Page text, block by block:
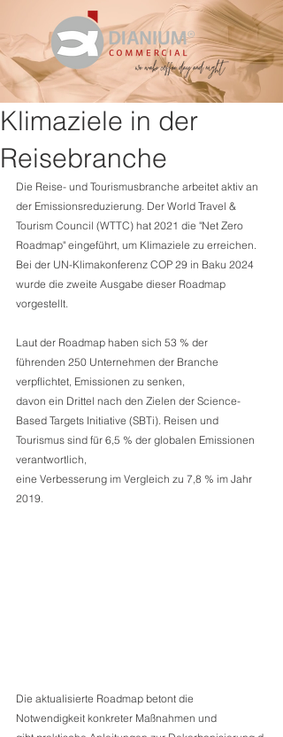
Klimaziele in der
Reisebranche
Die Reise- und Tourismusbranche arbeitet aktiv an
der Emissionsreduzierung. Der World Travel &
Tourism Council (WTTC) hat 2021 die "Net Zero
Roadmap" eingeführt, um Klimaziele zu erreichen.
Bei der UN-Klimakonferenz COP 29 in Baku 2024
wurde die zweite Ausgabe dieser Roadmap
vorgestellt.
Laut der Roadmap haben sich 53 % der
führenden 250 Unternehmen der Branche
verpflichtet, Emissionen zu senken,
davon ein Drittel nach den Zielen der Science-
Based Targets Initiative (SBTi). Reisen und
Tourismus sind für 6,5 % der globalen Emissionen
verantwortlich,
eine Verbesserung im Vergleich zu 7,8 % im Jahr
2019.
Die aktualisierte Roadmap betont die
Notwendigkeit konkreter Maßnahmen und